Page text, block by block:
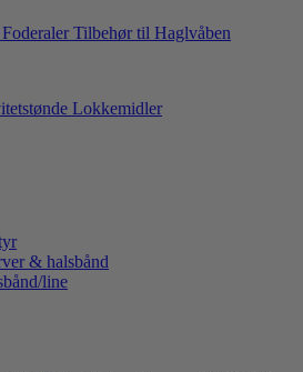
Foderaler Tilbehør til Haglvåben
Lokkemidler
& halsbånd
line